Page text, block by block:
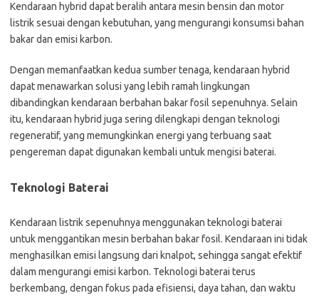
Kendaraan hybrid dapat beralih antara mesin bensin dan motor
listrik sesuai dengan kebutuhan, yang mengurangi konsumsi bahan
bakar dan emisi karbon.
Dengan memanfaatkan kedua sumber tenaga, kendaraan hybrid
dapat menawarkan solusi yang lebih ramah lingkungan
dibandingkan kendaraan berbahan bakar fosil sepenuhnya. Selain
itu, kendaraan hybrid juga sering dilengkapi dengan teknologi
regeneratif, yang memungkinkan energi yang terbuang saat
pengereman dapat digunakan kembali untuk mengisi baterai.
Teknologi Baterai
Kendaraan listrik sepenuhnya menggunakan teknologi baterai
untuk menggantikan mesin berbahan bakar fosil. Kendaraan ini tidak
menghasilkan emisi langsung dari knalpot, sehingga sangat efektif
dalam mengurangi emisi karbon. Teknologi baterai terus
berkembang, dengan fokus pada efisiensi, daya tahan, dan waktu